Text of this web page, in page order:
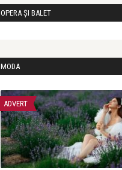
OPERA ȘI BALET
MODA
ADVERT